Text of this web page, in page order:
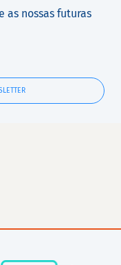
as nossas futuras